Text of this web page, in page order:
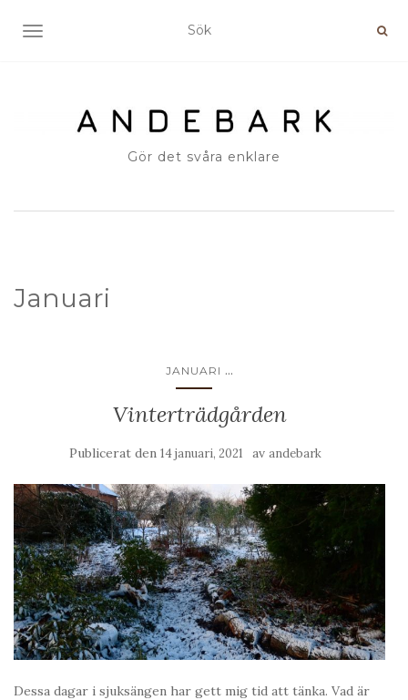
SLÅ PÅ/AV NAVIGERING
Gör det svåra enklare
Januari
JANUARI ...
Vinterträdgården
Publicerat den 14 januari, 2021 av andebark
Dessa dagar i sjuksängen har gett mig tid att tänka. Vad är